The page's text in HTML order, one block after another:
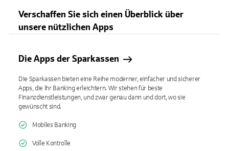
Verschaffen Sie sich einen Überblick über
unsere nützlichen Apps
Die Apps der Sparkassen
Die Sparkassen bieten eine Reihe moderner, einfacher und sicherer
Apps, die Ihr Banking erleichtern. Wir stehen für beste
Finanzdienstleistungen, und zwar genau dann und dort, wo sie
gewünscht sind.
Mobiles Banking
Volle Kontrolle